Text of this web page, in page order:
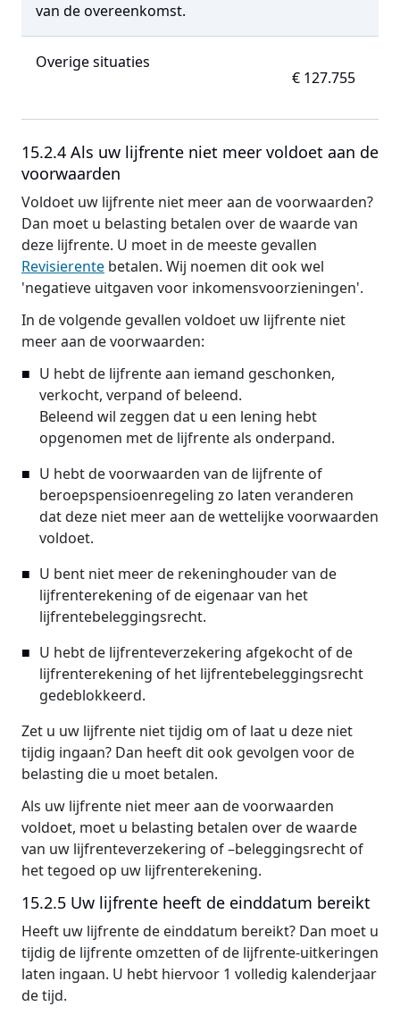
van de overeenkomst.
Overige situaties
€ 127.755
15.2.4 Als uw lijfrente niet meer voldoet aan de
voorwaarden
Voldoet uw lijfrente niet meer aan de voorwaarden?
Dan moet u belasting betalen over de waarde van
deze lijfrente. U moet in de meeste gevallen
Revisierente betalen. Wij noemen dit ook wel
'negatieve uitgaven voor inkomensvoorzieningen'.
In de volgende gevallen voldoet uw lijfrente niet
meer aan de voorwaarden:
U hebt de lijfrente aan iemand geschonken,
verkocht, verpand of beleend.
Beleend wil zeggen dat u een lening hebt
opgenomen met de lijfrente als onderpand.
U hebt de voorwaarden van de lijfrente of
beroepspensioenregeling zo laten veranderen
dat deze niet meer aan de wettelijke voorwaarden
voldoet.
U bent niet meer de rekeninghouder van de
lijfrenterekening of de eigenaar van het
lijfrentebeleggingsrecht.
U hebt de lijfrenteverzekering afgekocht of de
lijfrenterekening of het lijfrentebeleggingsrecht
gedeblokkeerd.
Zet u uw lijfrente niet tijdig om of laat u deze niet
tijdig ingaan? Dan heeft dit ook gevolgen voor de
belasting die u moet betalen.
Als uw lijfrente niet meer aan de voorwaarden
voldoet, moet u belasting betalen over de waarde
van uw lijfrenteverzekering of –beleggingsrecht of
het tegoed op uw lijfrenterekening.
15.2.5 Uw lijfrente heeft de einddatum bereikt
Heeft uw lijfrente de einddatum bereikt? Dan moet u
tijdig de lijfrente omzetten of de lijfrente-uitkeringen
laten ingaan. U hebt hiervoor 1 volledig kalenderjaar
de tijd.